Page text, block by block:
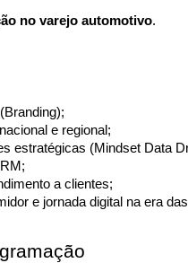
no varejo automotivo.
e regional;
estratégicas (Mindset Data
a clientes;
e jornada digital na era